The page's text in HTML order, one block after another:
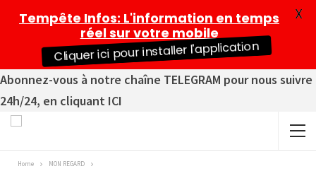
Abonnez-vous à notre chaîne TELEGRAM pour nous suivre
24h/24, en cliquant ICI
Home MON REGARD
Tempête Infos: L'information en temps
réel sur votre mobile
Cliquer ici pour installer l'application
X